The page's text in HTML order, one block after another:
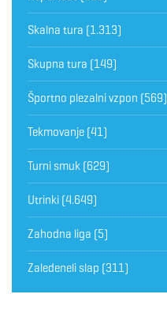
Skalna tura (1.313)
Skupna tura (149)
Športno plezalni vzpon (569)
Tekmovanje (41)
Turni smuk (629)
Utrinki (4.649)
Zahodna liga (5)
Zaledeneli slap (311)